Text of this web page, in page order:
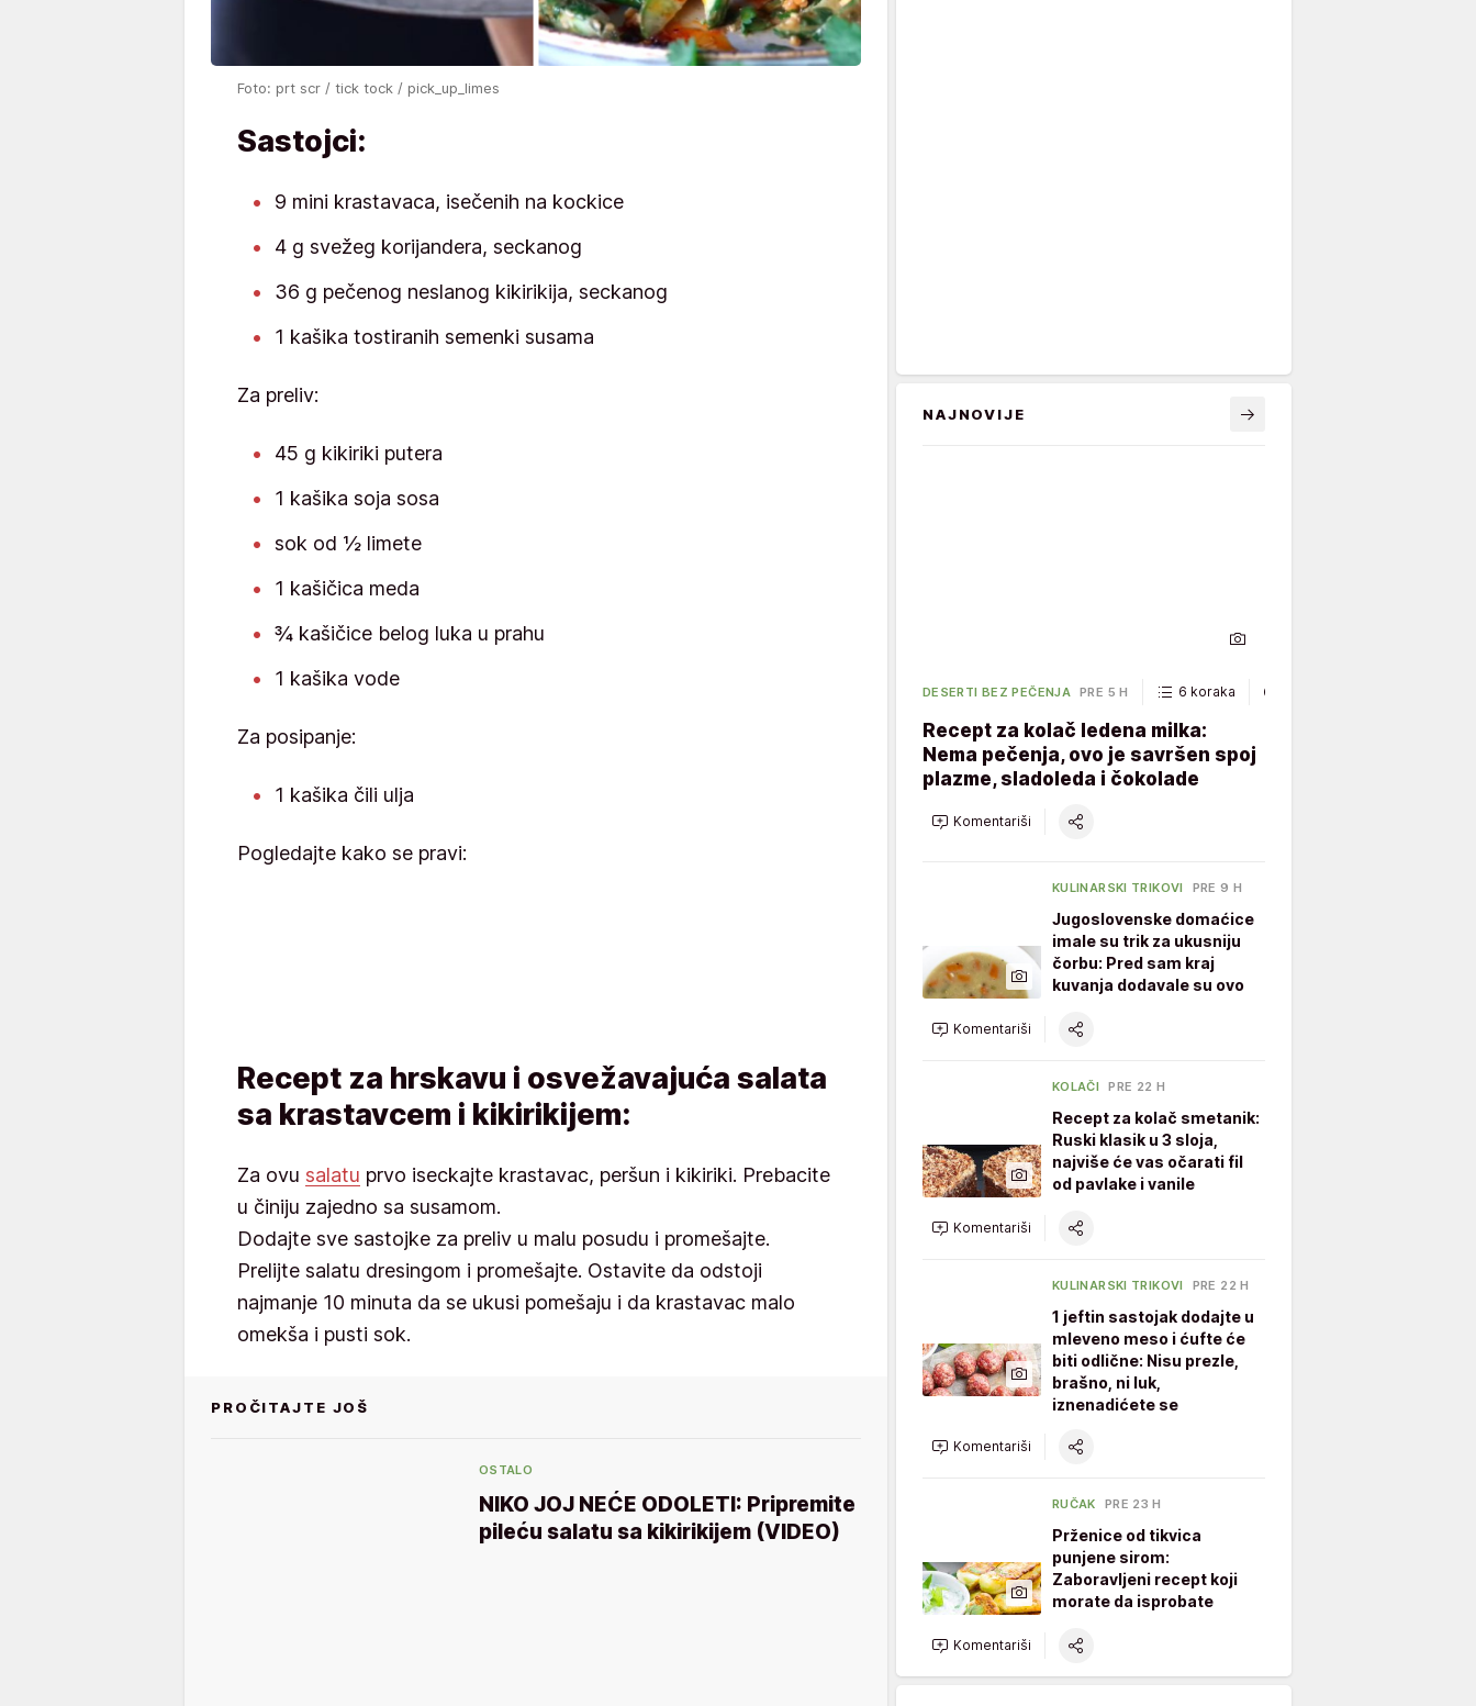
Foto: prt scr / tick tock / pick_up_limes
Sastojci:
9 mini krastavaca, isečenih na kockice
4 g svežeg korijandera, seckanog
36 g pečenog neslanog kikirikija, seckanog
1 kašika tostiranih semenki susama
Za preliv:
45 g kikiriki putera
1 kašika soja sosa
sok od ½ limete
1 kašičica meda
¾ kašičice belog luka u prahu
1 kašika vode
Za posipanje:
1 kašika čili ulja
Pogledajte kako se pravi:
Recept za hrskavu i osvežavajuća salata
sa krastavcem i kikirikijem:
Za ovu salatu prvo iseckajte krastavac, peršun i kikiriki. Prebacite
u činiju zajedno sa susamom.
Dodajte sve sastojke za preliv u malu posudu i promešajte.
Prelijte salatu dresingom i promešajte. Ostavite da odstoji
najmanje 10 minuta da se ukusi pomešaju i da krastavac malo
omekša i pusti sok.
PROČITAJTE JOŠ
OSTALO
NIKO JOJ NEĆE ODOLETI: Pripremite
pileću salatu sa kikirikijem (VIDEO)
NAJNOVIJE
DESERTI BEZ PEČENJA PRE 5 H 6 koraka
Recept za kolač ledena milka:
Nema pečenja, ovo je savršen spoj
plazme, sladoleda i čokolade
Komentariši
KULINARSKI TRIKOVI PRE 9 H
Jugoslovenske domaćice
imale su trik za ukusniju
čorbu: Pred sam kraj
kuvanja dodavale su ovo
Komentariši
KOLAČI PRE 22 H
Recept za kolač smetanik:
Ruski klasik u 3 sloja,
najviše će vas očarati fil
od pavlake i vanile
Komentariši
KULINARSKI TRIKOVI PRE 22 H
1 jeftin sastojak dodajte u
mleveno meso i ćufte će
biti odlične: Nisu prezle,
brašno, ni luk,
iznenadićete se
Komentariši
RUČAK PRE 23 H
Prženice od tikvica
punjene sirom:
Zaboravljeni recept koji
morate da isprobate
Komentariši